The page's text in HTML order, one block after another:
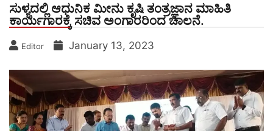
ಸುಳ್ಯದಲ್ಲಿ ಆಧುನಿಕ ಮೀನು ಕೃಷಿ ತಂತ್ರಜ್ಞಾನ ಮಾಹಿತಿ
ಕಾರ್ಯಗಾರಕ್ಕೆ ಸಚಿವ ಅಂಗಾರರಿಂದ ಚಾಲನೆ.
Editor January 13, 2023